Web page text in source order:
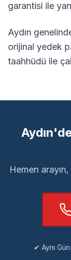
garantisi ile
Aydın
orijinal yedek
taahhüdü ile
Hemen
✔ Aynı